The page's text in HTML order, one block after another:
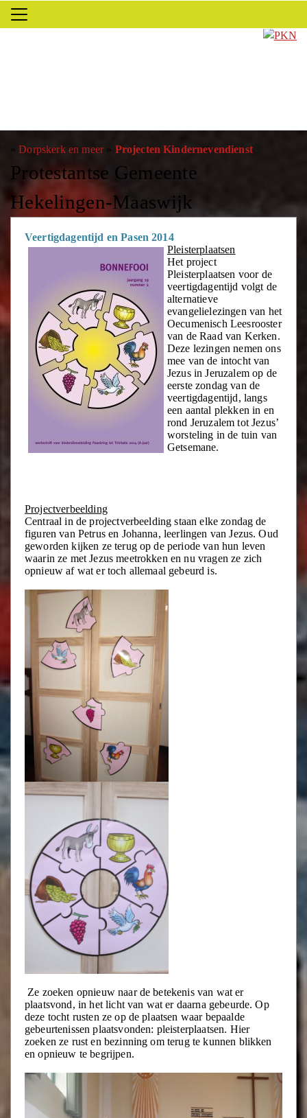
»Dorpskerk en meer» Projecten Kindernevendienst
Protestantse Gemeente
Hekelingen-Maaswijk
Veertigdagentijd en Pasen 2014
Pleisterplaatsen
Het project
Pleisterplaatsen voor de
veertigdagentijd volgt de
alternatieve
evangelielezingen van het
Oecumenisch Leesrooster
van de Raad van Kerken.
Deze lezingen nemen ons
mee van de intocht van
Jezus in Jeruzalem op de
eerste zondag van de
veertigdagentijd, langs
een aantal plekken in en
rond Jeruzalem tot Jezus’
worsteling in de tuin van
Getsemane.
Projectverbeelding
Centraal in de projectverbeelding staan elke zondag de
figuren van Petrus en Johanna, leerlingen van Jezus. Oud
geworden kijken ze terug op de periode van hun leven
waarin ze met Jezus meetrokken en nu vragen ze zich
opnieuw af wat er toch allemaal gebeurd is.
Ze zoeken opnieuw naar de betekenis van wat er
plaatsvond, in het licht van wat er daarna gebeurde. Op
deze tocht rusten ze op de plaatsen waar bepaalde
gebeurtenissen plaatsvonden: pleisterplaatsen. Hier
zoeken ze rust en bezinning om terug te kunnen blikken
en opnieuw te begrijpen.